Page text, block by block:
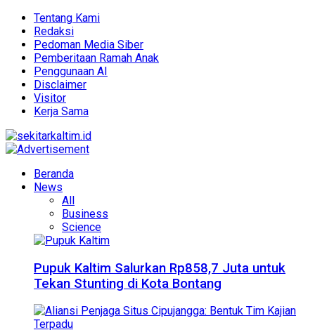
Tentang Kami
Redaksi
Pedoman Media Siber
Pemberitaan Ramah Anak
Penggunaan AI
Disclaimer
Visitor
Kerja Sama
Beranda
News
All
Business
Science
Pupuk Kaltim Salurkan Rp858,7 Juta untuk
Tekan Stunting di Kota Bontang